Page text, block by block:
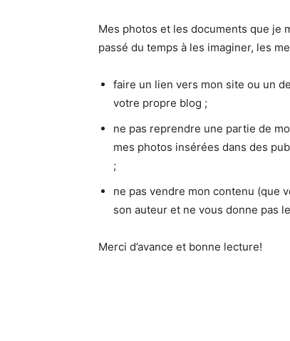
Mes photos et les documents que je
passé du temps à les imaginer, les
faire un lien vers mon site ou un
votre propre blog ;
ne pas reprendre une partie de
mes photos insérées dans des
;
ne pas vendre mon contenu (que
son auteur et ne vous donne pas
Merci d’avance et bonne lecture!